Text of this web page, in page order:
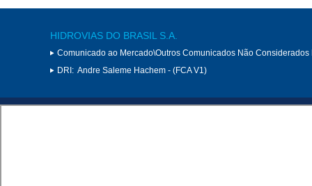
HIDROVIAS DO BRASIL S.A.
Comunicado ao Mercado\Outros Comunicados Não Considerados
DRI: Andre Saleme Hachem - (FCA V1)